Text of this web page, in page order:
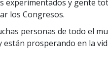
experimentados y gente
los Congresos.
personas de todo el
prosperando en la